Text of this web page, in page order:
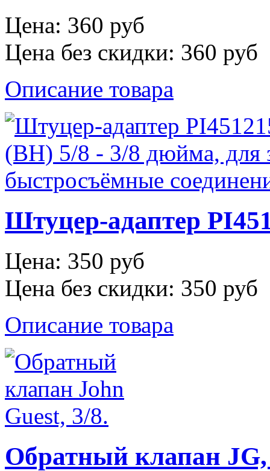
Цена: 360 руб
Цена без скидки: 360 руб
Описание товара
Штуцер-адаптер
Цена: 350 руб
Цена без скидки: 350 руб
Описание товара
Обратный клапан